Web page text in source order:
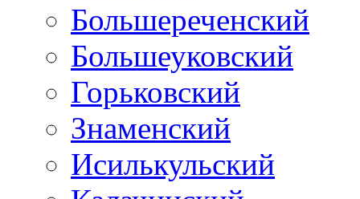
Большереченский
Большеуковский
Горьковский
Знаменский
Исилькульский